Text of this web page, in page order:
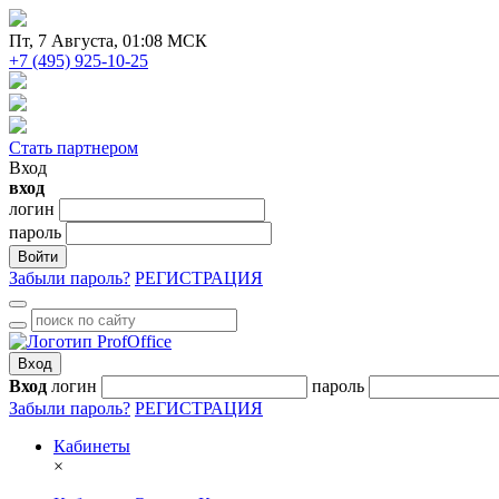
Пт, 7 Августа, 01:08 МСК
+7 (495) 925-10-25
Стать партнером
Вход
вход
логин
пароль
Войти
Забыли пароль? РЕГИСТРАЦИЯ
Вход
Вход логин пароль
Забыли пароль? РЕГИСТРАЦИЯ
Кабинеты
×